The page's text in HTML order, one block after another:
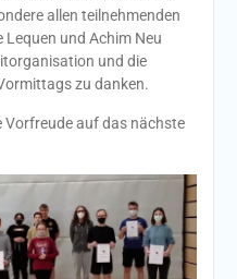
allen teilnehmenden
und Achim Neu
und die
zu danken.
Vorfreude auf das nächste